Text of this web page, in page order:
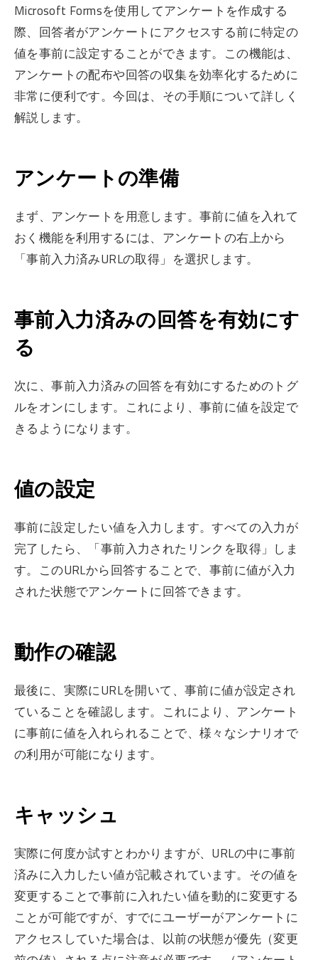
Microsoft Formsを使用してアンケートを作成する
際、回答者がアンケートにアクセスする前に特定の
値を事前に設定することができます。この機能は、
アンケートの配布や回答の収集を効率化するために
非常に便利です。今回は、その手順について詳しく
解説します。
アンケートの準備
まず、アンケートを用意します。事前に値を入れて
おく機能を利用するには、アンケートの右上から
「事前入力済みURLの取得」を選択します。
事前入力済みの回答を有効にす
る
次に、事前入力済みの回答を有効にするためのトグ
ルをオンにします。これにより、事前に値を設定で
きるようになります。
値の設定
事前に設定したい値を入力します。すべての入力が
完了したら、「事前入力されたリンクを取得」しま
す。このURLから回答することで、事前に値が入力
された状態でアンケートに回答できます。
動作の確認
最後に、実際にURLを開いて、事前に値が設定され
ていることを確認します。これにより、アンケート
に事前に値を入れられることで、様々なシナリオで
の利用が可能になります。
キャッシュ
実際に何度か試すとわかりますが、URLの中に事前
済みに入力したい値が記載されています。その値を
変更することで事前に入れたい値を動的に変更する
ことが可能ですが、すでにユーザーがアンケートに
アクセスしていた場合は、以前の状態が優先（変更